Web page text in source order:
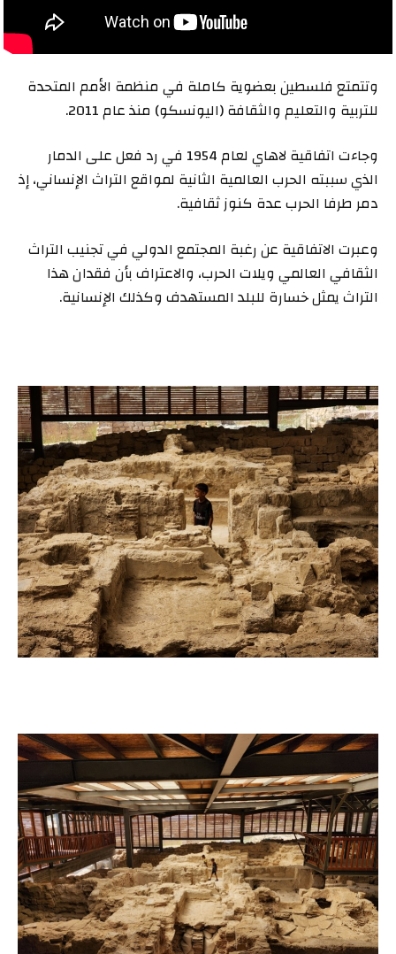
وتتمتع فلسطين بعضوية كاملة في منظمة الأمم المتحدة
للتربية والتعليم والثقافة (اليونسكو) منذ عام 2011.
وجاءت اتفاقية لاهاي لعام 1954 في رد فعل على الدمار
الذي سببته الحرب العالمية الثانية لمواقع التراث الإنساني، إذ
دمر طرفا الحرب عدة كنوز ثقافية.
وعبرت الاتفاقية عن رغبة المجتمع الدولي في تجنيب التراث
الثقافي العالمي ويلات الحرب، والاعتراف بأن فقدان هذا
التراث يمثل خسارة للبلد المستهدف وكذلك الإنسانية.